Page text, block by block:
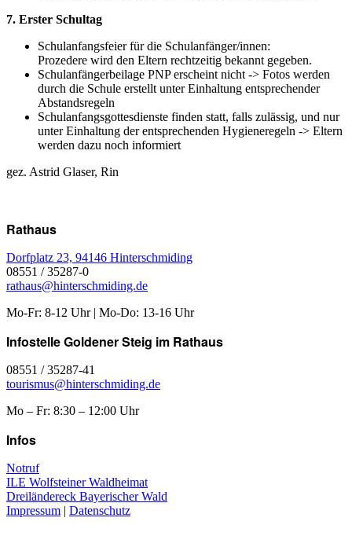
7. Erster Schultag
Schulanfangsfeier für die Schulanfänger/innen:
Prozedere wird den Eltern rechtzeitig bekannt gegeben.
Schulanfängerbeilage PNP erscheint nicht -> Fotos werden
durch die Schule erstellt unter Einhaltung entsprechender
Abstandsregeln
Schulanfangsgottesdienste finden statt, falls zulässig, und nur
unter Einhaltung der entsprechenden Hygieneregeln -> Eltern
werden dazu noch informiert
gez. Astrid Glaser, Rin
Rathaus
Dorfplatz 23, 94146 Hinterschmiding
08551 / 35287-0
rathaus@hinterschmiding.de
Mo-Fr: 8-12 Uhr | Mo-Do: 13-16 Uhr
Infostelle Goldener Steig im Rathaus
08551 / 35287-41
tourismus@hinterschmiding.de
Mo – Fr: 8:30 – 12:00 Uhr
Infos
Notruf
ILE Wolfsteiner Waldheimat
Dreiländereck Bayerischer Wald
Impressum | Datenschutz